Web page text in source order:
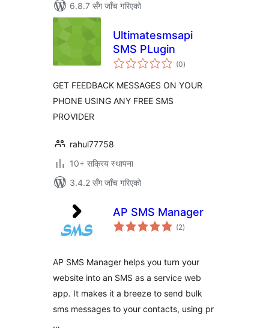
6.8.7 सँग जाँच गरिएको
Ultimatesmsapi
SMS PLugin
(0कुल
रेटिङ्गहरू
)
GET FEEDBACK MESSAGES ON YOUR
PHONE USING ANY FREE SMS
PROVIDER
rahul77758
10+ सक्रिय स्थापना
3.4.2 सँग जाँच गरिएको
AP SMS Manager
(2कुल
रेटिङ्गहरू
)
AP SMS Manager helps you turn your
website into an SMS as a service web
app. It makes it a breeze to send bulk
sms messages to your contacts, using pr
…